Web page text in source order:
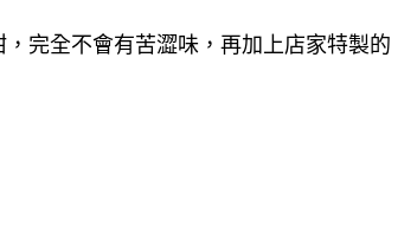
完全不會有苦澀味，再加上店家特製的